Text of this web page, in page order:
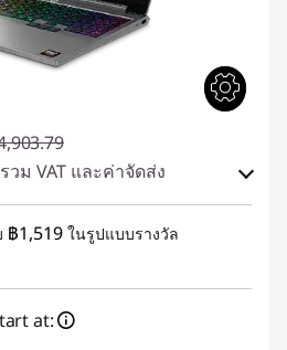
รวม VAT และค่าจัดส่ง
:
฿1,519 ในรูปแบบรางวัล
at: